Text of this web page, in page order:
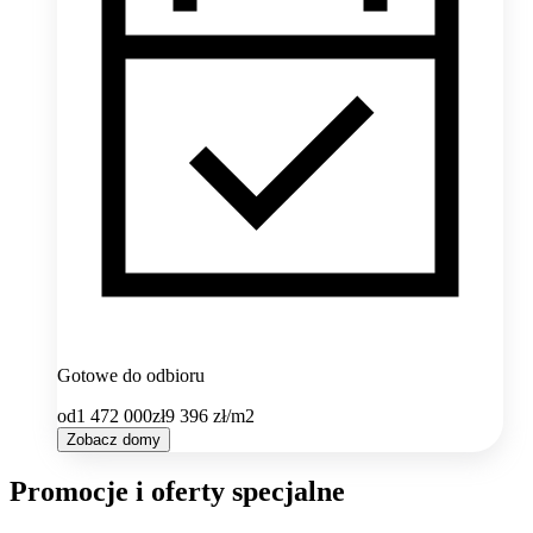
Gotowe do odbioru
od1 472 000zł9 396 zł/m2
Zobacz domy
Promocje i oferty specjalne